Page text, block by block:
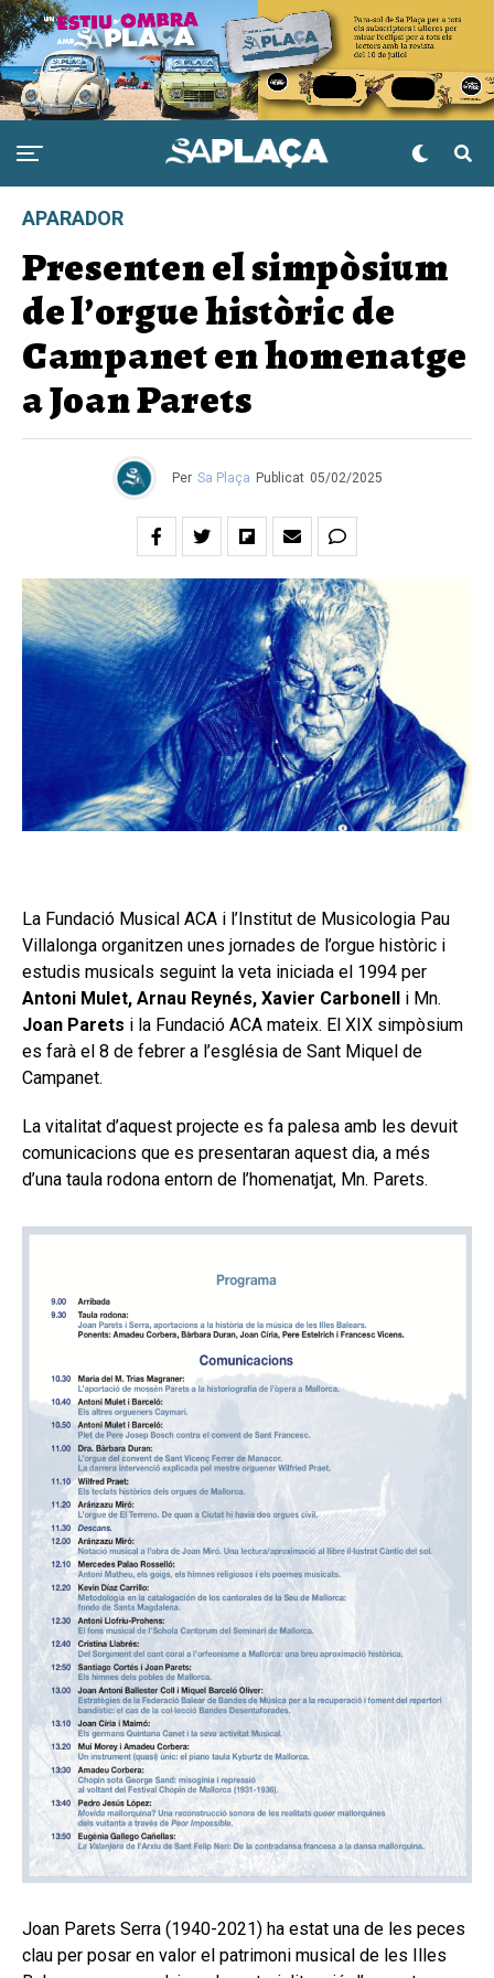
APARADOR
Presenten el simpòsium
de l’orgue històric de
Campanet en homenatge
a Joan Parets
Per Sa Plaça Publicat 05/02/2025
La Fundació Musical ACA i l’Institut de Musicologia Pau
Villalonga organitzen unes jornades de l’orgue històric i
estudis musicals seguint la veta iniciada el 1994 per
Antoni Mulet, Arnau Reynés, Xavier Carbonell i Mn.
Joan Parets i la Fundació ACA mateix. El XIX simpòsium
es farà el 8 de febrer a l’església de Sant Miquel de
Campanet.
La vitalitat d’aquest projecte es fa palesa amb les devuit
comunicacions que es presentaran aquest dia, a més
d’una taula rodona entorn de l’homenatjat, Mn. Parets.
Joan Parets Serra (1940-2021) ha estat una de les peces
clau per posar en valor el patrimoni musical de les Illes